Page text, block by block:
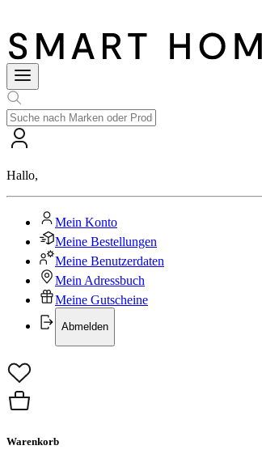
Hallo,
Mein Konto
Meine Bestellungen
Meine Benutzerdaten
Mein Adressbuch
Meine Gutscheine
Abmelden
Warenkorb